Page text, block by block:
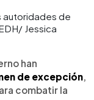
autoridades de
Jessica
han
de excepción,
combatir la